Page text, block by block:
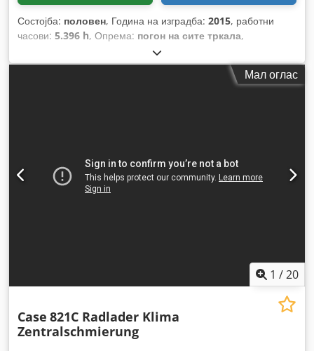
Состојба: половен, Година на изградба: 2015, работни
часови: 5.396 h, Опрема: погон на сите тркала,
Мал оглас
1 /20
Case 821C Radlader Klima
Zentralschmierung